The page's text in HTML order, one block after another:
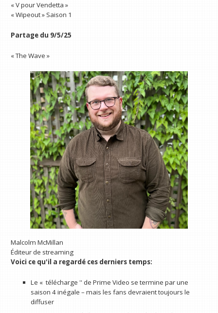
« V pour Vendetta »
« Wipeout » Saison 1
Partage du 9/5/25
« The Wave »
Malcolm McMillan
Éditeur de streaming
Voici ce qu'il a regardé ces derniers temps:
Le « télécharge '' de Prime Video se termine par une
saison 4 inégale – mais les fans devraient toujours le
diffuser